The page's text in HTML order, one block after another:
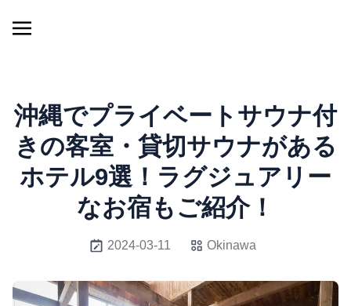
沖縄でプライベートサウナ付
きの客室・貸切サウナがある
ホテル9選！ラグジュアリー
なお宿もご紹介！
2024-03-11 Okinawa